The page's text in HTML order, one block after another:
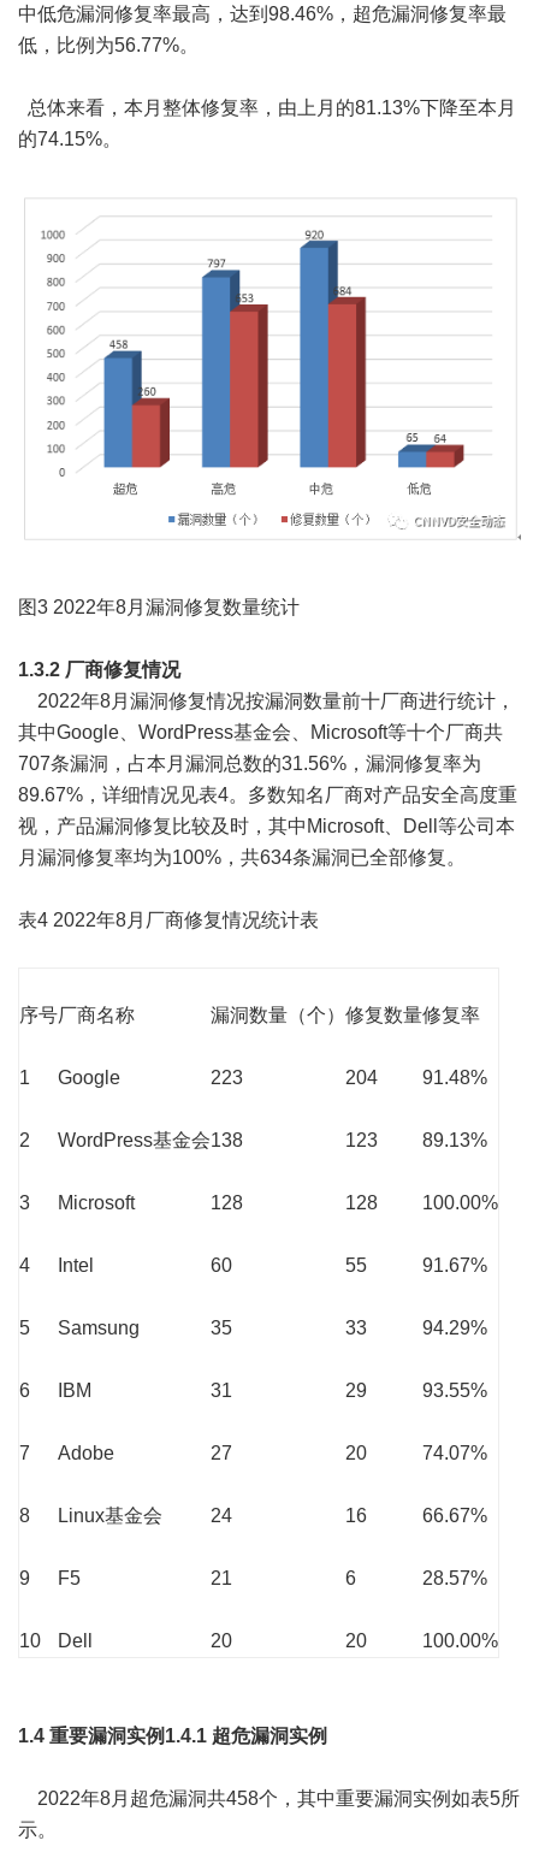
中低危漏洞修复率最高，达到98.46%，超危漏洞修复率最
低，比例为56.77%。
总体来看，本月整体修复率，由上月的81.13%下降至本月
的74.15%。
图3 2022年8月漏洞修复数量统计
1.3.2 厂商修复情况
2022年8月漏洞修复情况按漏洞数量前十厂商进行统计，
其中Google、WordPress基金会、Microsoft等十个厂商共
707条漏洞，占本月漏洞总数的31.56%，漏洞修复率为
89.67%，详细情况见表4。多数知名厂商对产品安全高度重
视，产品漏洞修复比较及时，其中Microsoft、Dell等公司本
月漏洞修复率均为100%，共634条漏洞已全部修复。
表4 2022年8月厂商修复情况统计表
序号厂商名称 漏洞数量（个） 修复数量修复率
1 Google 223 204 91.48%
2 WordPress基金会138 123 89.13%
3 Microsoft 128 128 100.00%
4 Intel 60 55 91.67%
5 Samsung 35 33 94.29%
6 IBM 31 29 93.55%
7 Adobe 27 20 74.07%
8 Linux基金会 24 16 66.67%
9 F5 21 6 28.57%
10 Dell 20 20 100.00%
1.4 重要漏洞实例 1.4.1 超危漏洞实例
2022年8月超危漏洞共458个，其中重要漏洞实例如表5所
示。